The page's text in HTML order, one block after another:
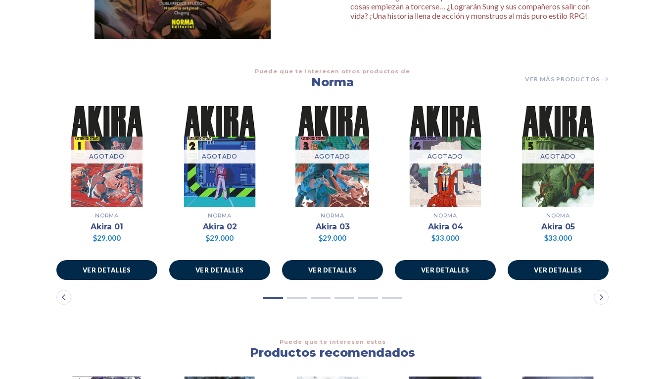
cosas empiezan a torcerse… ¿Lograrán Sung y sus compañeros salir con
vida? ¡Una historia llena de acción y monstruos al más puro estilo RPG!
Puede que te interesen otros productos de
Norma VER MÁS PRODUCTOS
AGOTADO
NORMA
Akira 01
$29.000
VER DETALLES
AGOTADO
NORMA
Akira 02
$29.000
VER DETALLES
AGOTADO
NORMA
Akira 03
$29.000
VER DETALLES
AGOTADO
NORMA
Akira 04
$33.000
VER DETALLES
AGOTADO
NORMA
Akira 05
$33.000
VER DETALLES
Puede que te interesen estos
Productos recomendados